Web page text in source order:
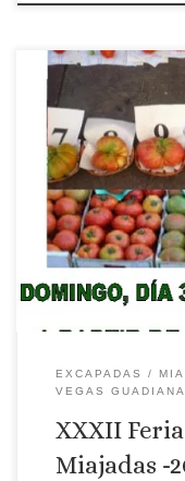
Tomate Miajadas
EXCAPADAS
VEGAS GUADIANA
XXXII
Miajadas -